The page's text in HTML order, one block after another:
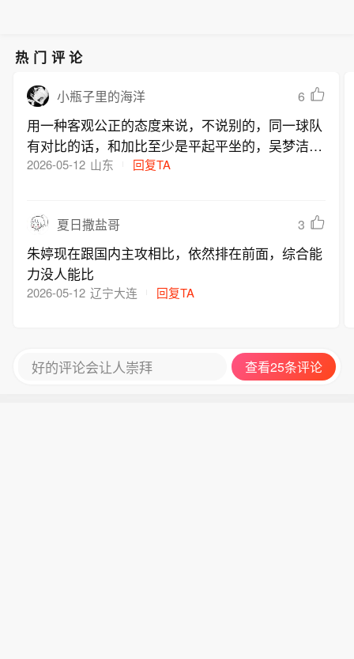
热门评论
小瓶子里的海洋 6
用一种客观公正的态度来说，不说别的，同一球队
有对比的话，和加比至少是平起平坐的，吴梦洁？
一个是世界顶尖，一个是国内顶尖，根本不在一个
2026-05-12 山东 回复TA
夏日撒盐哥 3
朱婷现在跟国内主攻相比，依然排在前面，综合能
力没人能比
2026-05-12 辽宁大连 回复TA
好的评论会让人崇拜 查看25条评论